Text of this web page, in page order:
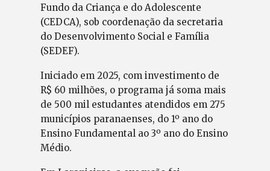
Fundo da Criança e do Adolescente
(CEDCA), sob coordenação da secretaria
do Desenvolvimento Social e Família
(SEDEF).
Iniciado em 2025, com investimento de
R$ 60 milhões, o programa já soma mais
de 500 mil estudantes atendidos em 275
municípios paranaenses, do 1º ano do
Ensino Fundamental ao 3º ano do Ensino
Médio.